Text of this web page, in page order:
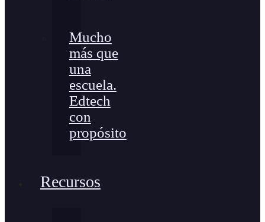
Mucho
más que
una
escuela.
Edtech
con
propósito
Recursos